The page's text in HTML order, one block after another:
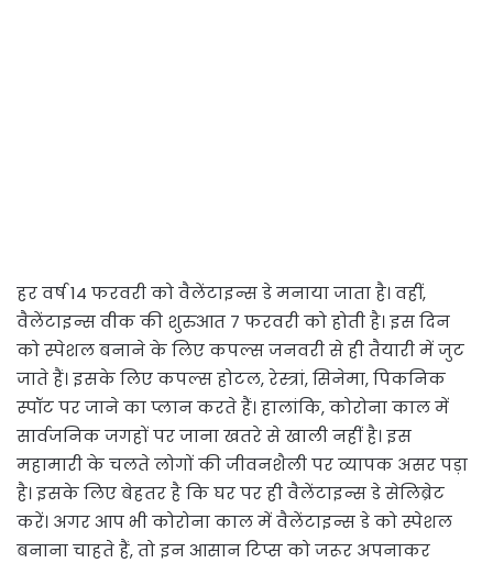
हर वर्ष 14 फरवरी को वैलेंटाइन्स डे मनाया जाता है। वहीं,
वैलेंटाइन्स वीक की शुरुआत 7 फरवरी को होती है। इस दिन
को स्पेशल बनाने के लिए कपल्स जनवरी से ही तैयारी में जुट
जाते हैं। इसके लिए कपल्स होटल, रेस्त्रां, सिनेमा, पिकनिक
स्पॉट पर जाने का प्लान करते हैं। हालांकि, कोरोना काल में
सार्वजनिक जगहों पर जाना खतरे से खाली नहीं है। इस
महामारी के चलते लोगों की जीवनशैली पर व्यापक असर पड़ा
है। इसके लिए बेहतर है कि घर पर ही वैलेंटाइन्स डे सेलिब्रेट
करें। अगर आप भी कोरोना काल में वैलेंटाइन्स डे को स्पेशल
बनाना चाहते हैं, तो इन आसान टिप्स को जरूर अपनाकर